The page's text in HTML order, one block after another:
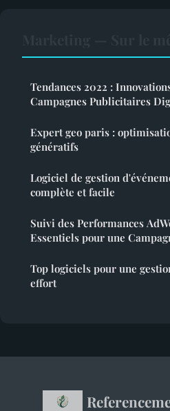
Tendances 2022 :
Campagnes Publicitaires
Expert geo paris :
génératifs
Logiciel de gestion
complète et facile
Suivi des Performances
Essentiels pour une
Top logiciels pour une
effort